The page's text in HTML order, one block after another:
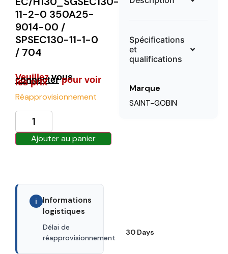
11-2-0 350A25-
9014-00 /
SPSEC130-11-1-0
/ 704
Veuillezvous
connecterpour voir
les prix
Réapprovisionnement
Ajouter au panier
i
Informations
logistiques
Délai de
réapprovisionnement
30 Days
Spécifications
et
qualifications
Marque
SAINT-GOBIN